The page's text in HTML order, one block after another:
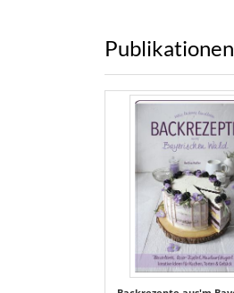
Publikationen